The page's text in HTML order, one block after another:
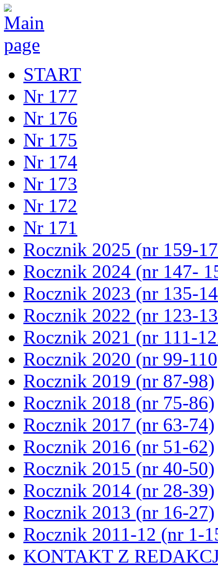
START
Nr 177
Nr 176
Nr 175
Nr 174
Nr 173
Nr 172
Nr 171
Rocznik 2025 (nr 159-
Rocznik 2024 (nr 147-
Rocznik 2023 (nr 135-
Rocznik 2022 (nr 123-
Rocznik 2021 (nr 111-
Rocznik 2020 (nr 99-
Rocznik 2019 (nr 87-98)
Rocznik 2018 (nr 75-86)
Rocznik 2017 (nr 63-74)
Rocznik 2016 (nr 51-62)
Rocznik 2015 (nr 40-50)
Rocznik 2014 (nr 28-39)
Rocznik 2013 (nr 16-27)
Rocznik 2011-12 (nr 1-
KONTAKT Z